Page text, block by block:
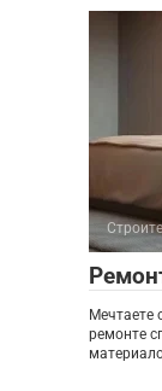
Мечтаете
ремонте